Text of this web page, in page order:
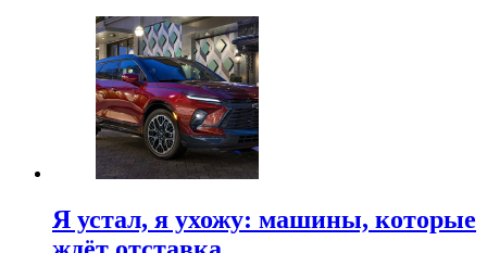
Я устал, я ухожу: машины, которые